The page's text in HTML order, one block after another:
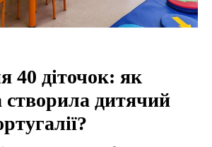
40 діточок: як
створила дитячий